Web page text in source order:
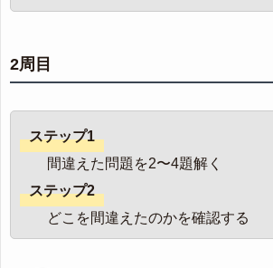
2周目
ステップ1
間違えた問題を2〜4題解く
ステップ2
どこを間違えたのかを確認する